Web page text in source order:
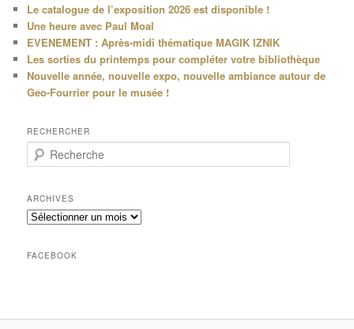
Le catalogue de l’exposition 2026 est disponible !
Une heure avec Paul Moal
EVENEMENT : Après-midi thématique MAGIK IZNIK
Les sorties du printemps pour compléter votre bibliothèque
Nouvelle année, nouvelle expo, nouvelle ambiance autour de
Geo-Fourrier pour le musée !
RECHERCHER
e
h
e
r
h
ARCHIVES
Archives
FACEBOOK